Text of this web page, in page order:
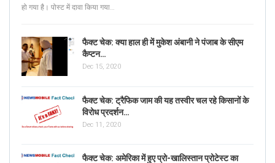
हो गया है। पोस्ट में दावा किया गया…
फैक्ट चेक: क्या हाल ही में मुकेश अंबानी ने पंजाब के सीएम
कैप्टन…
Dec 15, 2020
फैक्ट चेक: ट्रैफिक जाम की यह तस्वीर चल रहे किसानों के
विरोध प्रदर्शन…
Dec 11, 2020
फैक्ट चेक: अमेरिका में हुए प्रो-खालिस्तान प्रोटेस्ट का